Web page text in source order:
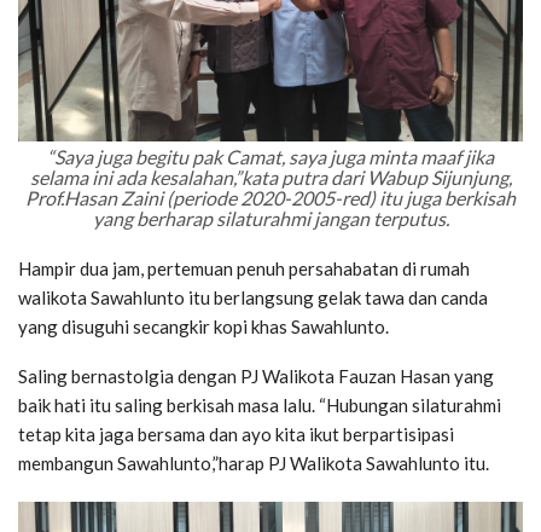
“Saya juga begitu pak Camat, saya juga minta maaf jika
selama ini ada kesalahan,”kata putra dari Wabup Sijunjung,
Prof.Hasan Zaini (periode 2020-2005-red) itu juga berkisah
yang berharap silaturahmi jangan terputus.
Hampir dua jam, pertemuan penuh persahabatan di rumah
walikota Sawahlunto itu berlangsung gelak tawa dan canda
yang disuguhi secangkir kopi khas Sawahlunto.
Saling bernastolgia dengan PJ Walikota Fauzan Hasan yang
baik hati itu saling berkisah masa lalu. “Hubungan silaturahmi
tetap kita jaga bersama dan ayo kita ikut berpartisipasi
membangun Sawahlunto,”harap PJ Walikota Sawahlunto itu.